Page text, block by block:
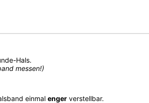
Hals.
messen!)
einmal enger verstellbar.